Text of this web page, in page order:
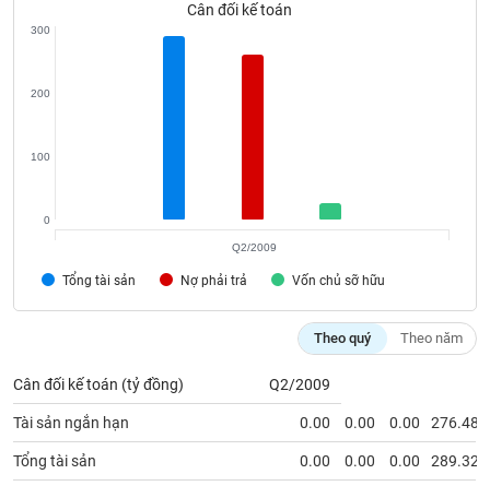
Cân đối kế toán
Tổng tài sản Nợ phải trả Vốn chủ sỡ hữu
0
100
200
300
Q2/2009
Theo quý Theo năm
Cân đối kế toán (tỷ đồng) Q2/2009
Tài sản ngắn hạn 0.00 0.00 0.00 276.48
Tổng tài sản 0.00 0.00 0.00 289.32
CÔNG
TIN
DỊCH
TIỆN
ÍCH